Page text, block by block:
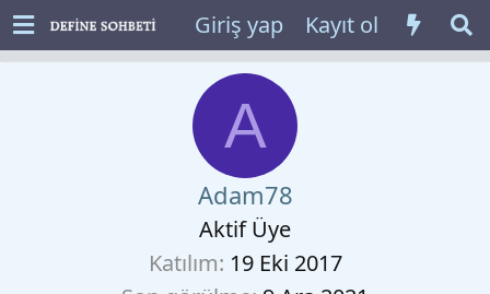
Giriş yap Kayıt ol
A
Adam78
Aktif Üye
Katılım 19 Eki 2017